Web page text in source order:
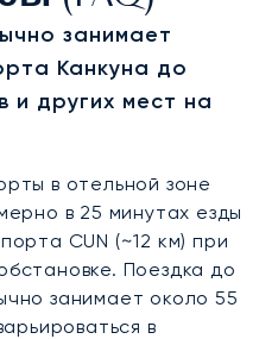
занимает
Канкуна до
и других мест на
в отельной зоне
в 25 минутах езды
CUN (~12 км) при
Поездка до
занимает около 55
в